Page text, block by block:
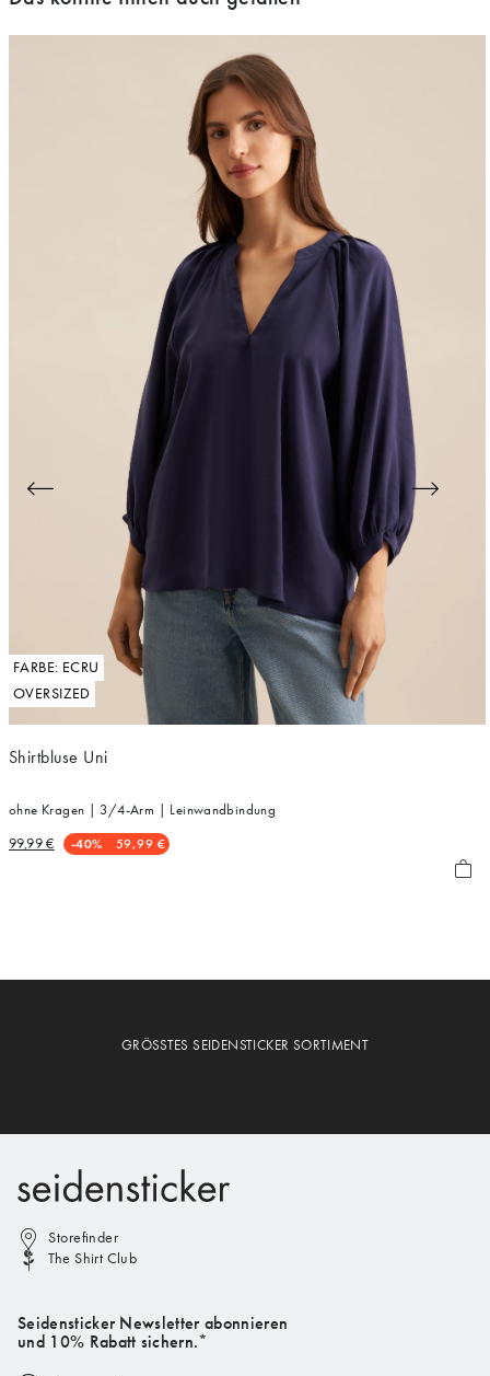
FARBE: ECRU
OVERSIZED
Shirtbluse Uni
ohne Kragen | 3/4-Arm | Leinwandbindung
-40% 59,99 €
99,99 €
GRÖSSTES SEIDENSTICKER SORTIMENT
Storefinder
The Shirt Club
Seidensticker Newsletter abonnieren
und 10% Rabatt sichern.*